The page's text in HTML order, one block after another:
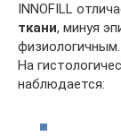
INNOFILL
ткани, минуя
физиологичным.
На
наблюдается: